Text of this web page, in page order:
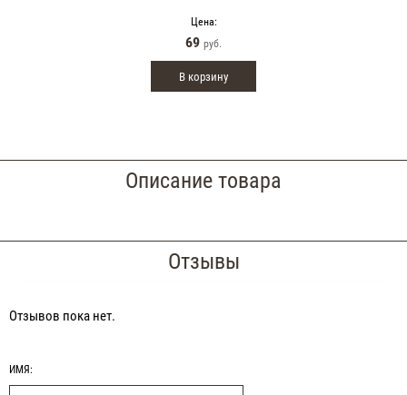
Цена:
69 руб.
В корзину
Описание товара
Отзывы
Отзывов пока нет.
ИМЯ: